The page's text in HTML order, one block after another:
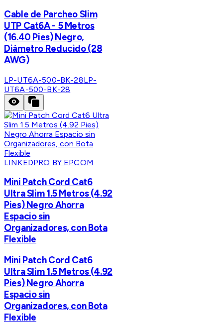
Cable de Parcheo Slim
UTP Cat6A - 5 Metros
(16.40 Pies) Negro,
Diámetro Reducido (28
AWG)
LP-UT6A-500-BK-28LP-
UT6A-500-BK-28
LINKEDPRO BY EPCOM
Mini Patch Cord Cat6
Ultra Slim 1.5 Metros (4.92
Pies) Negro Ahorra
Espacio sin
Organizadores, con Bota
Flexible
Mini Patch Cord Cat6
Ultra Slim 1.5 Metros (4.92
Pies) Negro Ahorra
Espacio sin
Organizadores, con Bota
Flexible